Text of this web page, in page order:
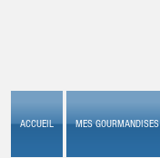
ACCUEIL MES GOURMANDISES